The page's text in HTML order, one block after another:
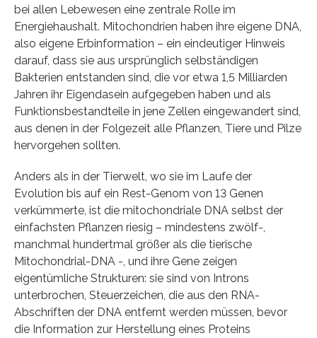
bei allen Lebewesen eine zentrale Rolle im
Energiehaushalt. Mitochondrien haben ihre eigene DNA,
also eigene Erbinformation – ein eindeutiger Hinweis
darauf, dass sie aus ursprünglich selbständigen
Bakterien entstanden sind, die vor etwa 1,5 Milliarden
Jahren ihr Eigendasein aufgegeben haben und als
Funktionsbestandteile in jene Zellen eingewandert sind,
aus denen in der Folgezeit alle Pflanzen, Tiere und Pilze
hervorgehen sollten.
Anders als in der Tierwelt, wo sie im Laufe der
Evolution bis auf ein Rest-Genom von 13 Genen
verkümmerte, ist die mitochondriale DNA selbst der
einfachsten Pflanzen riesig – mindestens zwölf-,
manchmal hundertmal größer als die tierische
Mitochondrial-DNA -, und ihre Gene zeigen
eigentümliche Strukturen: sie sind von Introns
unterbrochen, Steuerzeichen, die aus den RNA-
Abschriften der DNA entfernt werden müssen, bevor
die Information zur Herstellung eines Proteins